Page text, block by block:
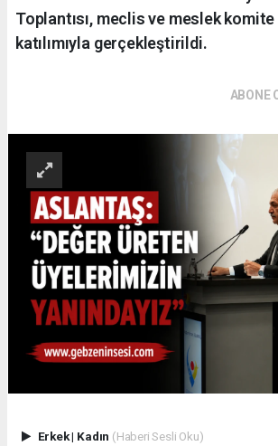
Toplantısı, meclis ve meslek
katılımıyla gerçekleştirildi.
ABONE
Erkek| Kadın (Haberi Sesli Oku)